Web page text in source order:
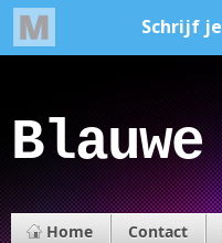
Home Contact